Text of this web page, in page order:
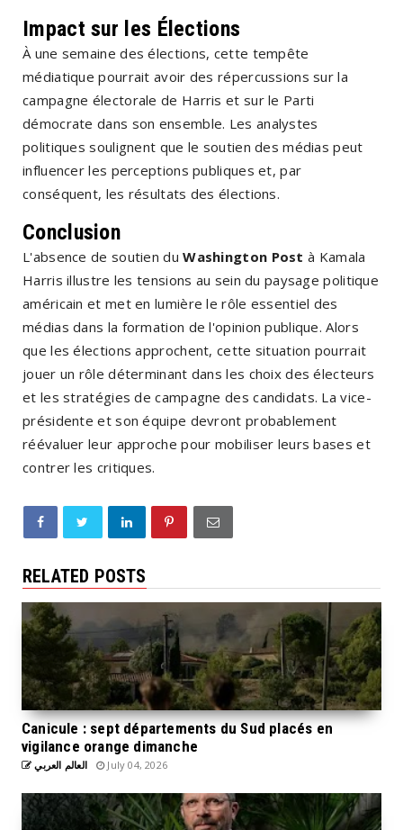
Impact sur les Élections
À une semaine des élections, cette tempête
médiatique pourrait avoir des répercussions sur la
campagne électorale de Harris et sur le Parti
démocrate dans son ensemble. Les analystes
politiques soulignent que le soutien des médias peut
influencer les perceptions publiques et, par
conséquent, les résultats des élections.
Conclusion
L'absence de soutien duWashington Post à Kamala
Harris illustre les tensions au sein du paysage politique
américain et met en lumière le rôle essentiel des
médias dans la formation de l'opinion publique. Alors
que les élections approchent, cette situation pourrait
jouer un rôle déterminant dans les choix des électeurs
et les stratégies de campagne des candidats. La vice-
présidente et son équipe devront probablement
réévaluer leur approche pour mobiliser leurs bases et
contrer les critiques.
RELATED POSTS
Canicule : sept départements du Sud placés en
vigilance orange dimanche
العالم العربي July 04, 2026